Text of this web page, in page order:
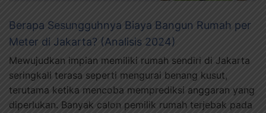
Berapa Sesungguhnya Biaya Bangun Rumah per
Meter di Jakarta? (Analisis 2024)
Mewujudkan impian memiliki rumah sendiri di Jakarta
seringkali terasa seperti mengurai benang kusut,
terutama ketika mencoba memprediksi anggaran yang
diperlukan. Banyak calon pemilik rumah terjebak pada